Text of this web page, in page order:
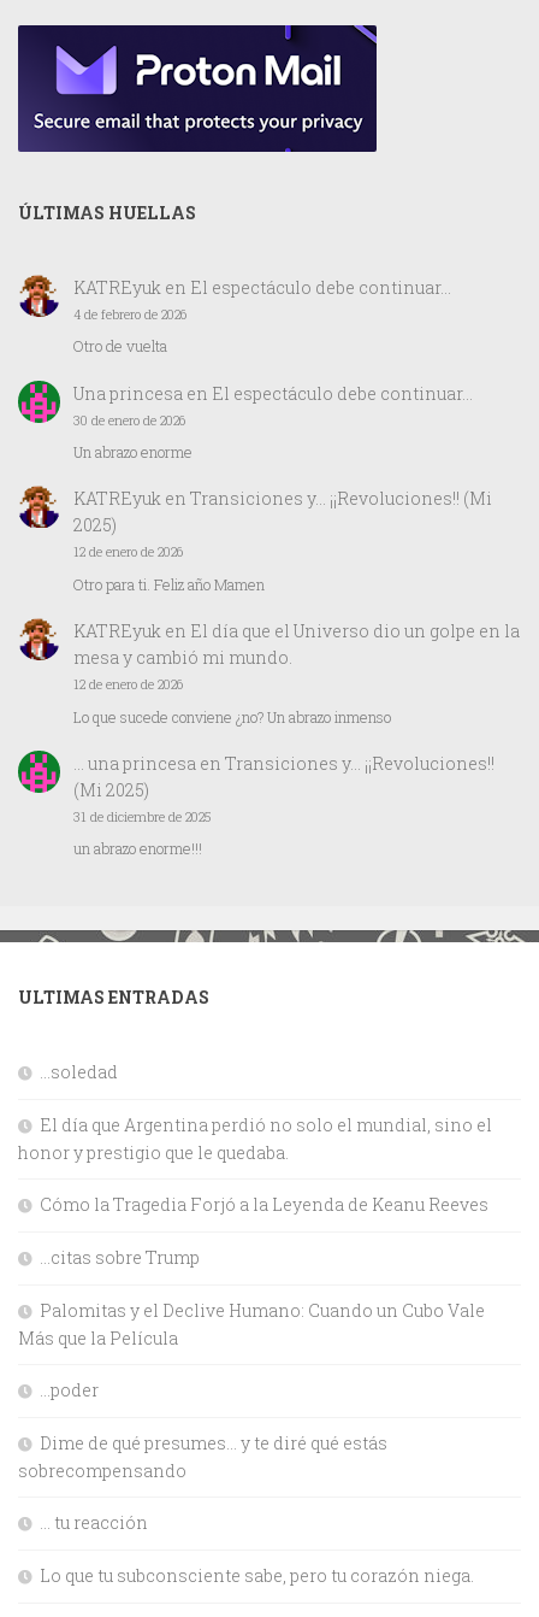
ÚLTIMAS HUELLAS
KATREyuken El espectáculo debe continuar…
4 de febrero de 2026
Otro de vuelta
Una princesa en El espectáculo debe continuar…
30 de enero de 2026
Un abrazo enorme
KATREyuken Transiciones y… ¡¡Revoluciones!! (Mi
2025)
12 de enero de 2026
Otro para ti. Feliz año Mamen
KATREyuken El día que el Universo dio un golpe en la
mesa y cambió mi mundo.
12 de enero de 2026
Lo que sucede conviene ¿no? Un abrazo inmenso
… una princesa en Transiciones y… ¡¡Revoluciones!!
(Mi 2025)
31 de diciembre de 2025
un abrazo enorme!!!
ULTIMAS ENTRADAS
…soledad
El día que Argentina perdió no solo el mundial, sino el
honor y prestigio que le quedaba.
Cómo la Tragedia Forjó a la Leyenda de Keanu Reeves
…citas sobre Trump
Palomitas y el Declive Humano: Cuando un Cubo Vale
Más que la Película
…poder
Dime de qué presumes… y te diré qué estás
sobrecompensando
… tu reacción
Lo que tu subconsciente sabe, pero tu corazón niega.